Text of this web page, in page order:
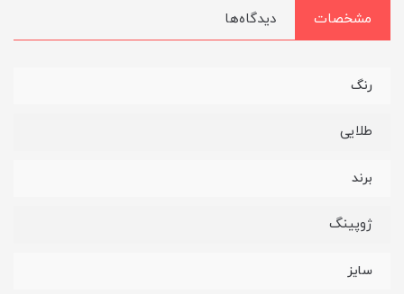
مشخصات دیدگاه‌ها
رنگ
طلایی
برند
ژوپینگ
سایز